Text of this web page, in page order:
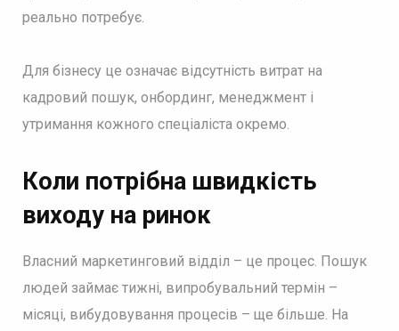
реально потребує.
Для бізнесу це означає відсутність витрат на
кадровий пошук, онбординг, менеджмент і
утримання кожного спеціаліста окремо.
Коли потрібна швидкість
виходу на ринок
Власний маркетинговий відділ – це процес. Пошук
людей займає тижні, випробувальний термін –
місяці, вибудовування процесів – ще більше. На